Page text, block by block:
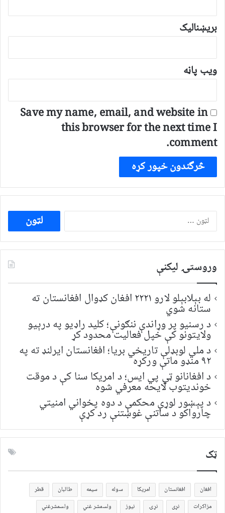
بریښنالیک
ویب پاڼه
Save my name, email, and website in
this browser for the next time I
comment.
ددی
لپاره
لټون:
وروستۍ ليکنې
له بېلابېلو لارو ۲۲۲۱ افغان کډوال افغانستان ته
ستانه شوي
د رسنیو پر وړاندې ننګونې؛ کلید راډیو په درېیو
ولایتونو کې خپل فعالیت محدود کړ
د ملي لوبډلې تاریخي بریا؛ افغانستان ایرلنډ ته په
۹۲ منډو ماتې ورکړه
د افغانانو ټي پي ایس؛ د امریکا سنا کې د موقت
خونديتوب لایحه معرفي شوه
د پېښور لوړې محکمې د دوه پخواني امنیتي
چارواکو د ساتنې غوښتنې رد کړې
ټک
افغان افغانستان امریکا سوله سیمه طالبان
قطر
مزاکرات
نړی نړۍ نیوز ولسمشر غني
ولسمشرغني